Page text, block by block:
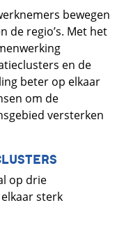
bewegen
de regio’s. Met het
en de
beter op elkaar
om de
versterken
op drie
sterk